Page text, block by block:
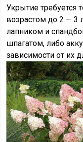
Укрытие требуется
возрастом до 2 — 3
лапником и
шпагатом, либо
зависимости от их